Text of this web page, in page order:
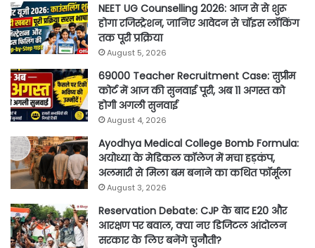
NEET UG Counselling 2026: आज से से शुरू
होगा रजिस्ट्रेशन, जानिए आवेदन से चॉइस लॉकिंग
तक पूरी प्रक्रिया
August 5, 2026
69000 Teacher Recruitment Case: सुप्रीम
कोर्ट में आज की सुनवाई पूरी, अब 11 अगस्त को
होगी अगली सुनवाई
August 4, 2026
Ayodhya Medical College Bomb Formula:
अयोध्या के मेडिकल कॉलेज में मचा हड़कंप,
अलमारी से मिला बम बनाने का कथित फॉर्मूला
August 3, 2026
Reservation Debate: CJP के बाद E20 और
आरक्षण पर बवाल, क्या नए डिजिटल आंदोलन
सरकार के लिए बनेंगे चुनौती?